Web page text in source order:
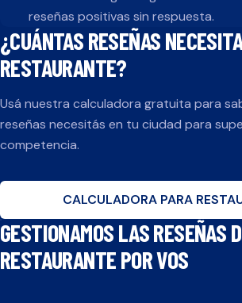
reseñas positivas sin respuesta.
¿CUÁNTAS RESEÑAS
RESTAURANTE?
Usá nuestra calculadora gratuita para
reseñas necesitás en tu ciudad para
competencia.
CALCULADORA PARA
GESTIONAMOS LAS RESEÑAS
RESTAURANTEPOR VOS